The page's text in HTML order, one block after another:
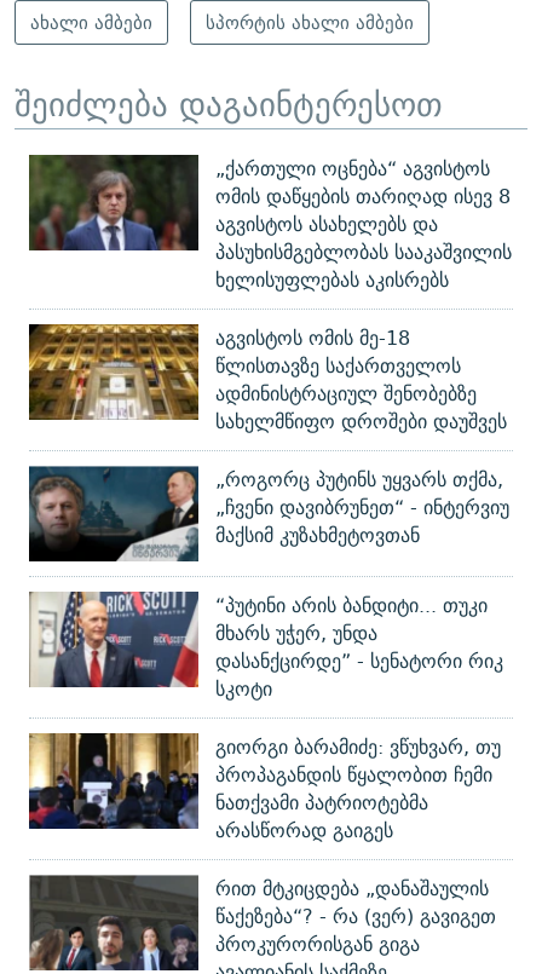
ახალი ამბები
სპორტის ახალი ამბები
შეიძლება დაგაინტერესოთ
„ქართული ოცნება“ აგვისტოს
ომის დაწყების თარიღად ისევ 8
აგვისტოს ასახელებს და
პასუხისმგებლობას სააკაშვილის
ხელისუფლებას აკისრებს
აგვისტოს ომის მე-18
წლისთავზე საქართველოს
ადმინისტრაციულ შენობებზე
სახელმწიფო დროშები დაუშვეს
„როგორც პუტინს უყვარს თქმა,
„ჩვენი დავიბრუნეთ“ - ინტერვიუ
მაქსიმ კუზახმეტოვთან
“პუტინი არის ბანდიტი... თუკი
მხარს უჭერ, უნდა
დასანქცირდე” - სენატორი რიკ
სკოტი
გიორგი ბარამიძე: ვწუხვარ, თუ
პროპაგანდის წყალობით ჩემი
ნათქვამი პატრიოტებმა
არასწორად გაიგეს
რით მტკიცდება „დანაშაულის
წაქეზება“? - რა (ვერ) გავიგეთ
პროკურორისგან გიგა